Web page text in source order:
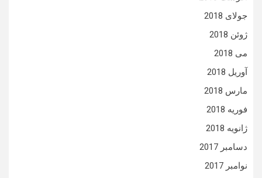
جولای 2018
ژوئن 2018
می 2018
آوریل 2018
مارس 2018
فوریه 2018
ژانویه 2018
دسامبر 2017
نوامبر 2017